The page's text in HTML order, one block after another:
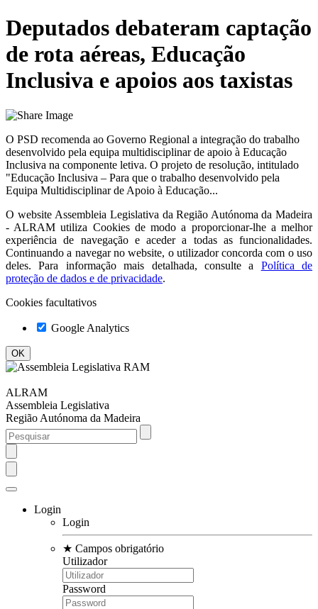
Deputados debateram captação
de rota aéreas, Educação
Inclusiva e apoios aos taxistas
O PSD recomenda ao Governo Regional a integração do trabalho
desenvolvido pela equipa multidisciplinar de apoio à Educação
Inclusiva na componente letiva. O projeto de resolução, intitulado
"Educação Inclusiva – Para que o trabalho desenvolvido pela
Equipa Multidisciplinar de Apoio à Educação...
O website Assembleia Legislativa da Região Autónoma da Madeira
- ALRAM utiliza Cookies de modo a proporcionar-lhe a melhor
experiência de navegação e aceder a todas as funcionalidades.
Continuando a navegar no website, o utilizador concorda com o uso
deles. Para informação mais detalhada, consulte a
Política de
proteção de dados e de privacidade.
Cookies facultativos
Google Analytics
ALRAM
Assembleia Legislativa
Região Autónoma da Madeira
Login
Login
★ Campos obrigatório
Utilizador
Password